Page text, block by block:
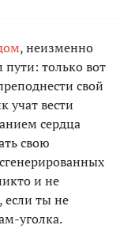
, неизменно
только вот
свой
учат вести
сердца
свою
и не
если ты не
уголка.